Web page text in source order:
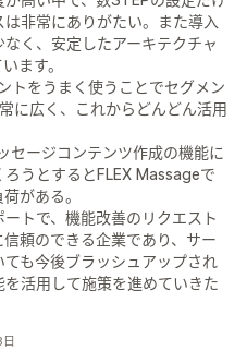
非常にありがたい。また導入
く、安定したアーキテクチャ
ます。
トをうまく使うことでセグメン
に広く、これからどんどん活用
ージコンテンツ作成の機能に
うとするとFLEX Massageで
がある。
トで、機能改善のリクエスト
頼のできる企業であり、サー
も今後ブラッシュアップされ
活用して施策を進めていきた